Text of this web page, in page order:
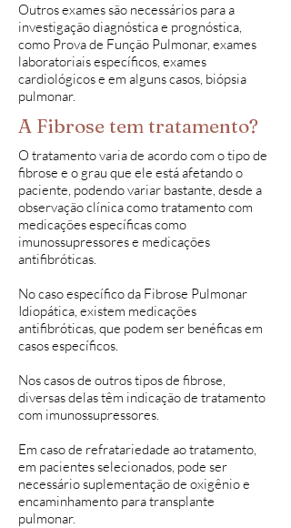
Outros exames são necessários para a
investigação diagnóstica e prognóstica,
como Prova de Função Pulmonar, exames
laboratoriais específicos, exames
cardiológicos e em alguns casos, biópsia
pulmonar.
A Fibrose tem tratamento?
O tratamento varia de acordo com o tipo de
fibrose e o grau que ele está afetando o
paciente, podendo variar bastante, desde a
observação clínica como tratamento com
medicações específicas como
imunossupressores e medicações
antifibróticas.
No caso específico da Fibrose Pulmonar
Idiopática, existem medicações
antifibróticas, que podem ser benéficas em
casos específicos.
Nos casos de outros tipos de fibrose,
diversas delas têm indicação de tratamento
com imunossupressores.
Em caso de refratariedade ao tratamento,
em pacientes selecionados, pode ser
necessário suplementação de oxigênio e
encaminhamento para transplante
pulmonar.